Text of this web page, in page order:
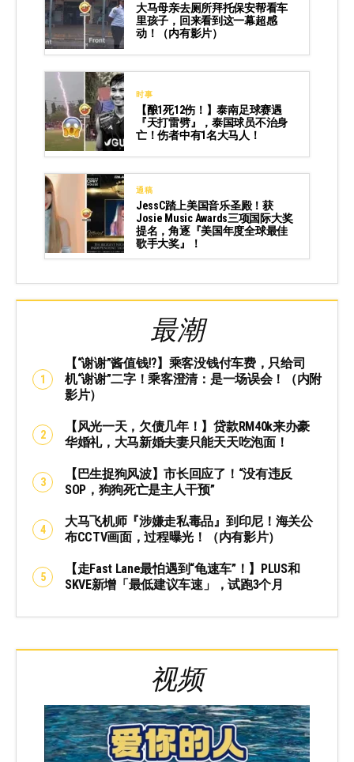
大马母亲去厕所拜托保安帮看车
里孩子，回来看到这一幕超感
动！（内有影片）
时事
【酿1死12伤！】泰南足球赛遇
『天打雷劈』，泰国球员不治身
亡！伤者中有1名大马人！
通稿
JessC踏上美国音乐圣殿！获
Josie Music Awards三项国际大奖
提名，角逐『美国年度全球最佳
歌手大奖』！
最潮
【“谢谢”酱值钱⁉️】乘客没钱付车费，只给司
机“谢谢”二字！乘客澄清：是一场误会！（内附
影片）
【风光一天，欠债几年！】贷款RM40k来办豪
华婚礼，大马新婚夫妻只能天天吃泡面！
【巴生捉狗风波】市长回应了！“没有违反
SOP，狗狗死亡是主人干预”
大马飞机师『涉嫌走私毒品』到印尼！海关公
布CCTV画面，过程曝光！（内有影片）
【走Fast Lane最怕遇到“龟速车”！】PLUS和
SKVE新增「最低建议车速」，试跑3个月
视频